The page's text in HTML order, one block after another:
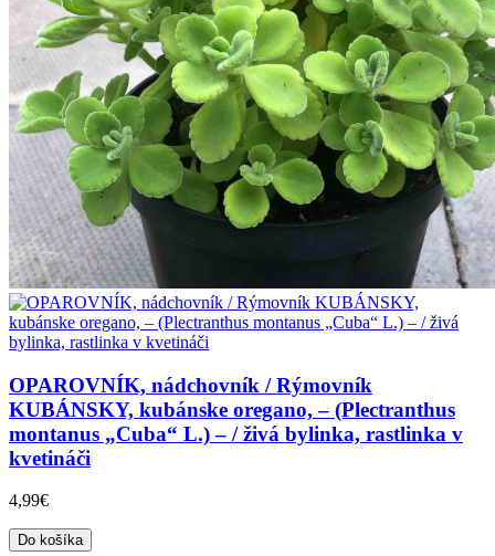
OPAROVNÍK, nádchovník / Rýmovník
KUBÁNSKY, kubánske oregano, – (Plectranthus
montanus „Cuba“ L.) – / živá bylinka, rastlinka v
kvetináči
4,99€
Do košíka